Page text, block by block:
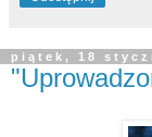
piątek, 18